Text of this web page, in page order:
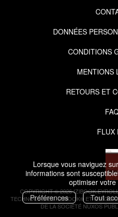
Lorsque vous naviguez
informations sont
optimiser
Préférences
Tout
DONNÉES
CONDITIONS
MENTIONS
RETOURS ET
FLUX
COPYRIGHT © 2026
TECHNOLOGIES.IZIBOOK® ET
DE LA SOCIÉTÉ NUXOS